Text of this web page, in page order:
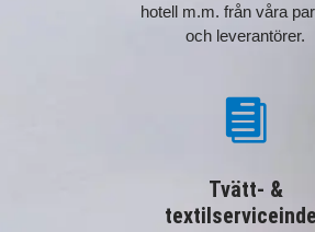
hotell m.m. från våra
och leverantörer.

Tvätt- &